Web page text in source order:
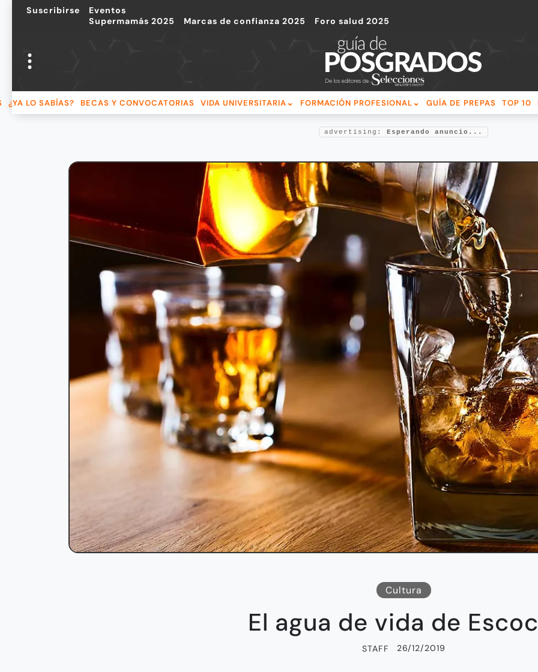
Suscribirse
Eventos
Supermamás 2025
Marcas de confianza 2025 Foro salud 2025
¿YA LO SABÍAS? BECAS Y CONVOCATORIAS VIDA UNIVERSITARIA FORMACIÓN PROFESIONAL GUÍA DE PREPAS TOP 10
advertising: Esperando anuncio...
Cultura
El agua de vida de
STAFF 26/12/2019